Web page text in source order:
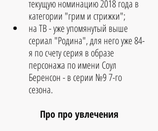
текущую номинацию 2018 года в
категории "грим и стрижки";
на ТВ - уже упомянутый выше
сериал "Родина", для него уже 84-
я по счету серия в образе
персонажа по имени Соул
Беренсон - в серии №9 7-го
сезона.
Про про увлечения